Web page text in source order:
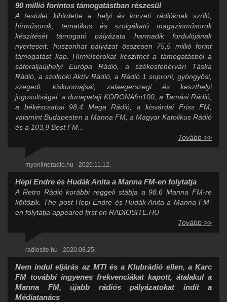
90 millió forintos támogatástban részesül
A testület kihirdette a helyi és körzeti rádióknak szóló,
hírműsorok, tematikus és szolgáltató magazinműsorok
készítését támogató pályázata harmadik fordulójának
nyerteseit: huszonhat pályázat összesen 75,5 millió forint
támogatást kap. Hírműsorokat készíthet a támogatásból a
sátoraljaújhelyi Európa Rádió, a székesfehérvári Táska
Rádió, a szolnoki Aktív Rádió, a Rádió 1 soproni, gyöngyösi,
szegedi, kiskunmajsai, zalaegerszegi és keszthelyi
jogosultságai, a dunapataji KORONAfm100, a Tamási Rádió,
a békéscsabai 98,4 Mega Rádió, a kisvárdai Friss FM,
valamint Budapesten a Manna FM, a Magyar Katolikus Rádió
és a 103,9 Best FM...
Tovább >>
myonlineradio.hu - 2020.11.12.
Hepi Endre és Hudák Anita a Manna FM-en folytatja
A Retro Rádió korábbi reggeli stábja a 98.6 Manna FM-re
költözik. The post Hepi Endre és Hudák Anita a Manna FM-
en folytatja appeared first on RADIOSITE.HU
Tovább >>
radiosite.hu - 2020.08.25.
Nem indul eljárás az MTI és a Klubrádió ellen, a Karc
FM további ingyenes frekvenciákat kapott, átalakul a
Manna FM, újabb rádiós pályázatokat indít a
Médiatanács